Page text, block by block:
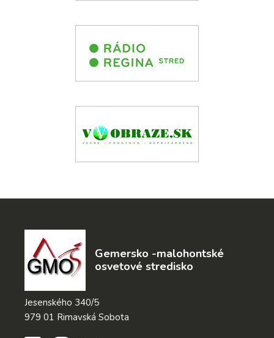
Gemersko -malohontské
osvetové stredisko
Jesenského 340/5
979 01 Rimavská Sobota